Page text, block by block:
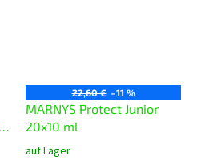
22,60 € –11 %
MARNYS Protect Junior
20x10 ml
Die
auf Lager